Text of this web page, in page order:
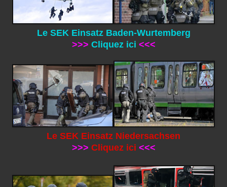
Le SEK Einsatz Baden-Wurtemberg
>>> Cliquez ici <<<
Le SEK Einsatz Niedersachsen
>>> Cliquez ici <<<